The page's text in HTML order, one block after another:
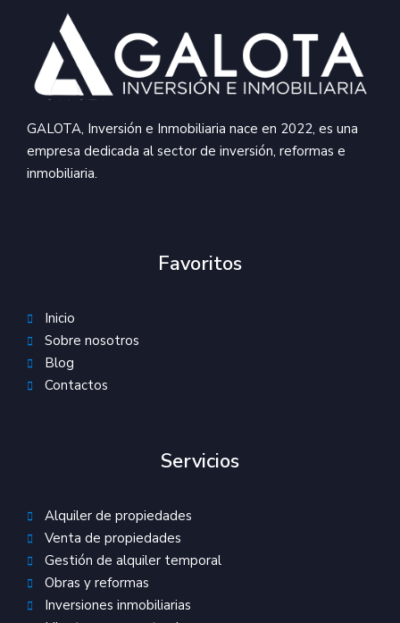
GALOTA, Inversión e Inmobiliaria nace en 2022, es una
empresa dedicada al sector de inversión, reformas e
inmobiliaria.
Favoritos
Inicio
Sobre nosotros
Blog
Contactos
Servicios
Alquiler de propiedades
Venta de propiedades
Gestión de alquiler temporal
Obras y reformas
Inversiones inmobiliarias